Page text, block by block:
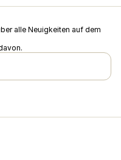
alle Neuigkeiten auf dem